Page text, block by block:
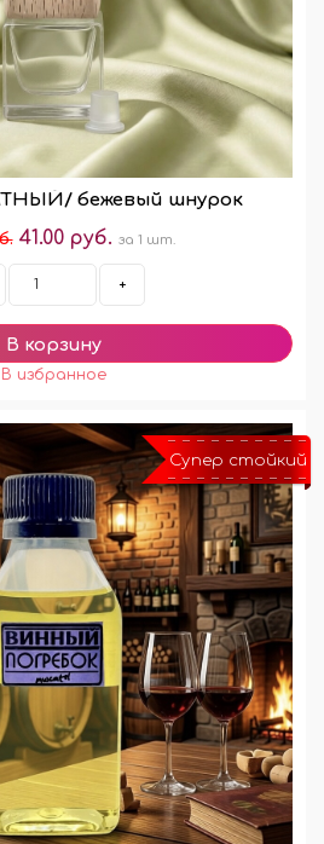
бежевый шнурок
41.00 руб. за 1 шт.
+
Супер стойкий